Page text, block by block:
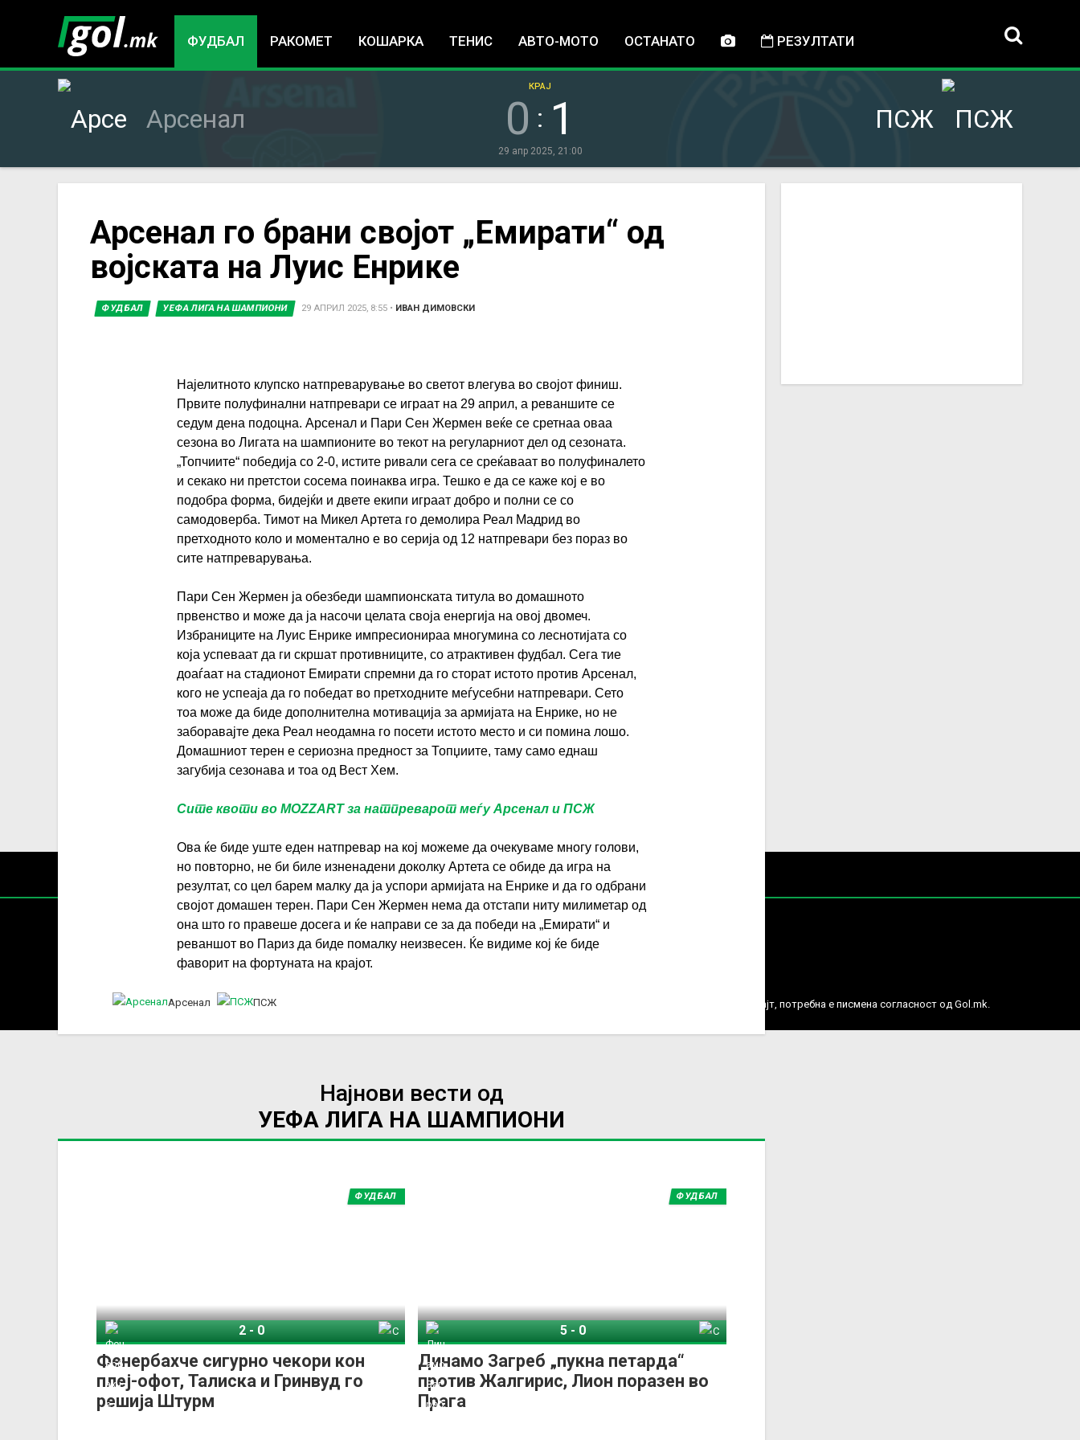
ФУДБАЛ РАКОМЕТ КОШАРКА ТЕНИС АВТО-МОТО ОСТАНАТО РЕЗУЛТАТИ
Арсенал ПСЖ
0 : 1
КРАЈ
29 апр 2025, 21:00
here
Арсенал го брани својот „Емирати“ од
војската на Луис Енрике
ФУДБАЛ УЕФА ЛИГА НА ШАМПИОНИ 29 АПРИЛ 2025, 8:55• ИВАН ДИМОВСКИ
Најелитното клупско натпреварување во светот влегува во својот финиш.
Првите полуфинални натпревари се играат на 29 април, а реваншите се
седум дена подоцна. Арсенал и Пари Сен Жермен веќе се сретнаа оваа
сезона во Лигата на шампионите во текот на регуларниот дел од сезоната.
„Топчиите“ победија со 2-0, истите ривали сега се среќаваат во полуфиналето
и секако ни претстои сосема поинаква игра. Тешко е да се каже кој е во
подобра форма, бидејќи и двете екипи играат добро и полни се со
самодоверба. Тимот на Микел Артета го демолира Реал Мадрид во
претходното коло и моментално е во серија од 12 натпревари без пораз во
сите натпреварувања.
Пари Сен Жермен ја обезбеди шампионската титула во домашното
првенство и може да ја насочи целата своја енергија на овој двомеч.
Избраниците на Луис Енрике импресионираа многумина со леснотијата со
која успеваат да ги скршат противниците, со атрактивен фудбал. Сега тие
доаѓаат на стадионот Емирати спремни да го сторат истото против Арсенал,
кого не успеаја да го победат во претходните меѓусебни натпревари. Сето
тоа може да биде дополнителна мотивација за армијата на Енрике, но не
заборавајте дека Реал неодамна го посети истото место и си помина лошо.
Домашниот терен е сериозна предност за Топџиите, таму само еднаш
загубија сезонава и тоа од Вест Хем.
Сите квоти во MOZZART за натпреварот меѓу Арсенал и ПСЖ
Ова ќе биде уште еден натпревар на кој можеме да очекуваме многу голови,
но повторно, не би биле изненадени доколку Артета се обиде да игра на
резултат, со цел барем малку да ја успори армијата на Енрике и да го одбрани
својот домашен терен. Пари Сен Жермен нема да отстапи ниту милиметар од
она што го правеше досега и ќе направи се за да победи на „Емирати“ и
реваншот во Париз да биде помалку неизвесен. Ќе видиме кој ќе биде
фаворит на фортуната на крајот.
Арсенал ПСЖ
Најнови вести од
УЕФА ЛИГА НА ШАМПИОНИ
Фенербахче сигурно чекори кон
плеј-офот, Талиска и Гринвуд го
решија Штурм
ФУДБАЛ
2-0
Динамо Загреб „пукна петарда“
против Жалгирис, Лион поразен во
Прага
ФУДБАЛ
5-0
ИМПРЕСУМ МАРКЕТИНГ КОНТАКТ
© 2016-2026 Gol.mk
Сите права задржани
За секоја форма на распространување, репродукција или комерцијална употреба на текстови, фотографии или податоци од овој веб сајт, потребна е писмена согласност од Gol.mk.